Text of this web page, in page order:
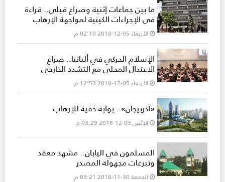
ما بين جماعات إثنية وصراع قبلي.. قراءة
في الإجراءات الكينية لمواجهة الإرهاب
الأربعاء 05-12-2018 02:10 م
الإسلام الحركي في ألبانيا.. صراع
الاعتدال المحلي مع التشدد الخارجي
الأربعاء 05-12-2018 12:53 م
«أذربيجان».. بوابة خفية للإرهاب
الإثنين 03-12-2018 03:29 م
المسلمون في اليابان.. مشهد معقد
وتبرعات مجهولة المصدر
الجمعة 30-11-2018 03:21 م